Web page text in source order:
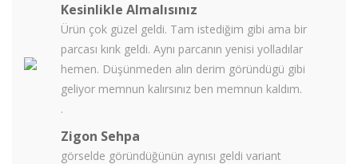
Kesinlikle Almalısınız
Ürün çok güzel geldi. Tam istediğim gibi ama bir
parcası kırık geldi. Aynı parcanın yenisi yolladılar
hemen. Düşünmeden alın derim göründügü gibi
geliyor memnun kalırsınız ben memnun kaldım.
.
Zigon Sehpa
görselde göründüğünün aynısı geldi variant